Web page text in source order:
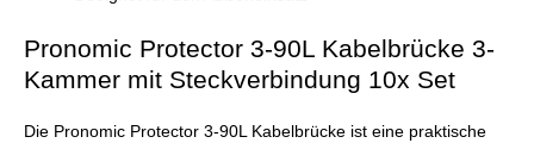
Pronomic Protector 3-90L Kabelbrücke 3-
Kammer mit Steckverbindung 10x Set
Die Pronomic Protector 3-90L Kabelbrücke ist eine praktische